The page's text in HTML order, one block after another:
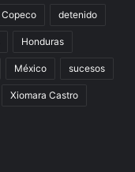
Copeco detenido
Honduras
México sucesos
Xiomara Castro